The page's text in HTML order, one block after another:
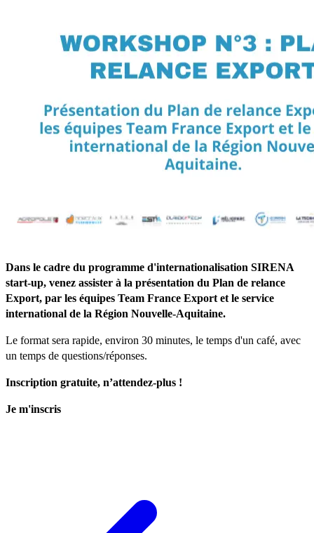
Dans le cadre du programme d'internationalisation SIRENA
start-up, venez assister à la présentation du Plan de relance
Export, par les équipes Team France Export et le service
international de la Région Nouvelle-Aquitaine.
Le format sera rapide, environ 30 minutes, le temps d'un café, avec
un temps de questions/réponses.
Inscription gratuite, n’attendez-plus !
Je m'inscris